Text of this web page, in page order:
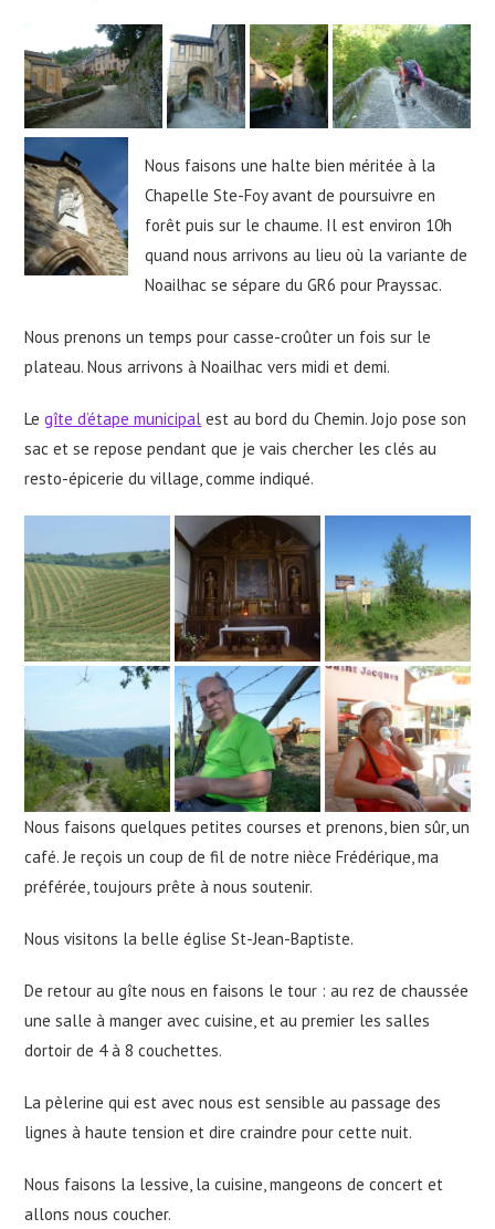
Nous faisons une halte bien méritée à la
Chapelle Ste-Foy avant de poursuivre en
forêt puis sur le chaume. Il est environ 10h
quand nous arrivons au lieu où la variante de
Noailhac se sépare du GR6 pour Prayssac.
Nous prenons un temps pour casse-croûter un fois sur le
plateau. Nous arrivons à Noailhac vers midi et demi.
Legîte d’étape municipal est au bord du Chemin. Jojo pose son
sac et se repose pendant que je vais chercher les clés au
resto-épicerie du village, comme indiqué.
Nous faisons quelques petites courses et prenons, bien sûr, un
café. Je reçois un coup de fil de notre nièce Frédérique, ma
préférée, toujours prête à nous soutenir.
Nous visitons la belle église St-Jean-Baptiste.
De retour au gîte nous en faisons le tour : au rez de chaussée
une salle à manger avec cuisine, et au premier les salles
dortoir de 4 à 8 couchettes.
La pèlerine qui est avec nous est sensible au passage des
lignes à haute tension et dire craindre pour cette nuit.
Nous faisons la lessive, la cuisine, mangeons de concert et
allons nous coucher.